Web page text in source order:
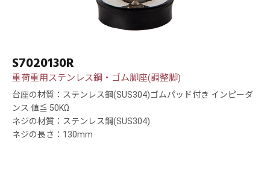
S7020130R
重荷重用ステンレス鋼・ゴム脚座(調整脚)
台座の材質：ステンレス鋼(SUS304)ゴムパッド付き インピーダ
ンス 値≦ 50KΩ
ネジの材質：ステンレス鋼(SUS304)
ネジの長さ：130mm